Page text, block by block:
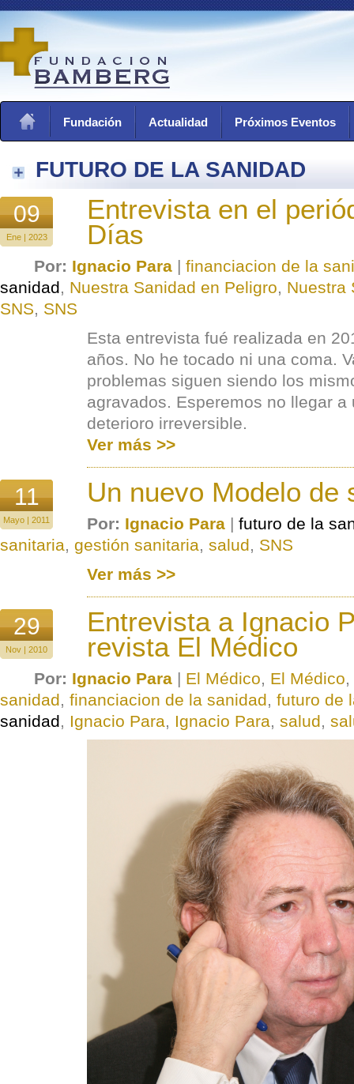
Fundación Actualidad Próximos Eventos
FUTURO DE LA SANIDAD
09
Ene | 2023
Entrevista en el
Días
Por: Ignacio Para | financiacion de la
sanidad, Nuestra Sanidad en Peligro, Nuestra
SNS, SNS
Esta entrevista fué realizada en
años. No he tocado ni una coma.
problemas siguen siendo los
agravados. Esperemos no llegar a
deterioro irreversible.
Ver más >>
11
Mayo | 2011
Un nuevo Modelo de
Por: Ignacio Para | futuro de la
sanitaria, gestión sanitaria, salud, SNS
Ver más >>
29
Nov | 2010
Entrevista a Ignacio
revista El Médico
Por: Ignacio Para | El Médico, El Médico,
sanidad, financiacion de la sanidad, futuro de
sanidad, Ignacio Para, Ignacio Para, salud,